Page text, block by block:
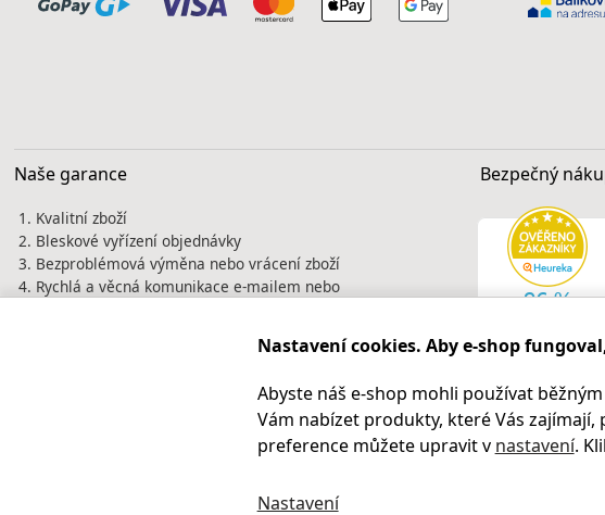
Naše garance
Kvalitní zboží
Bleskové vyřízení objednávky
Bezproblémová výměna nebo vrácení zboží
Rychlá a věcná komunikace e-mailem nebo
nejlepší vizitkou. Prověřte si nás před
Bezpečný
Nastavení cookies. Aby e-shop
Abyste náš e-shop mohli používat
Vám nabízet produkty, které Vás
preference můžete upravit v nastavení.
Nastavení